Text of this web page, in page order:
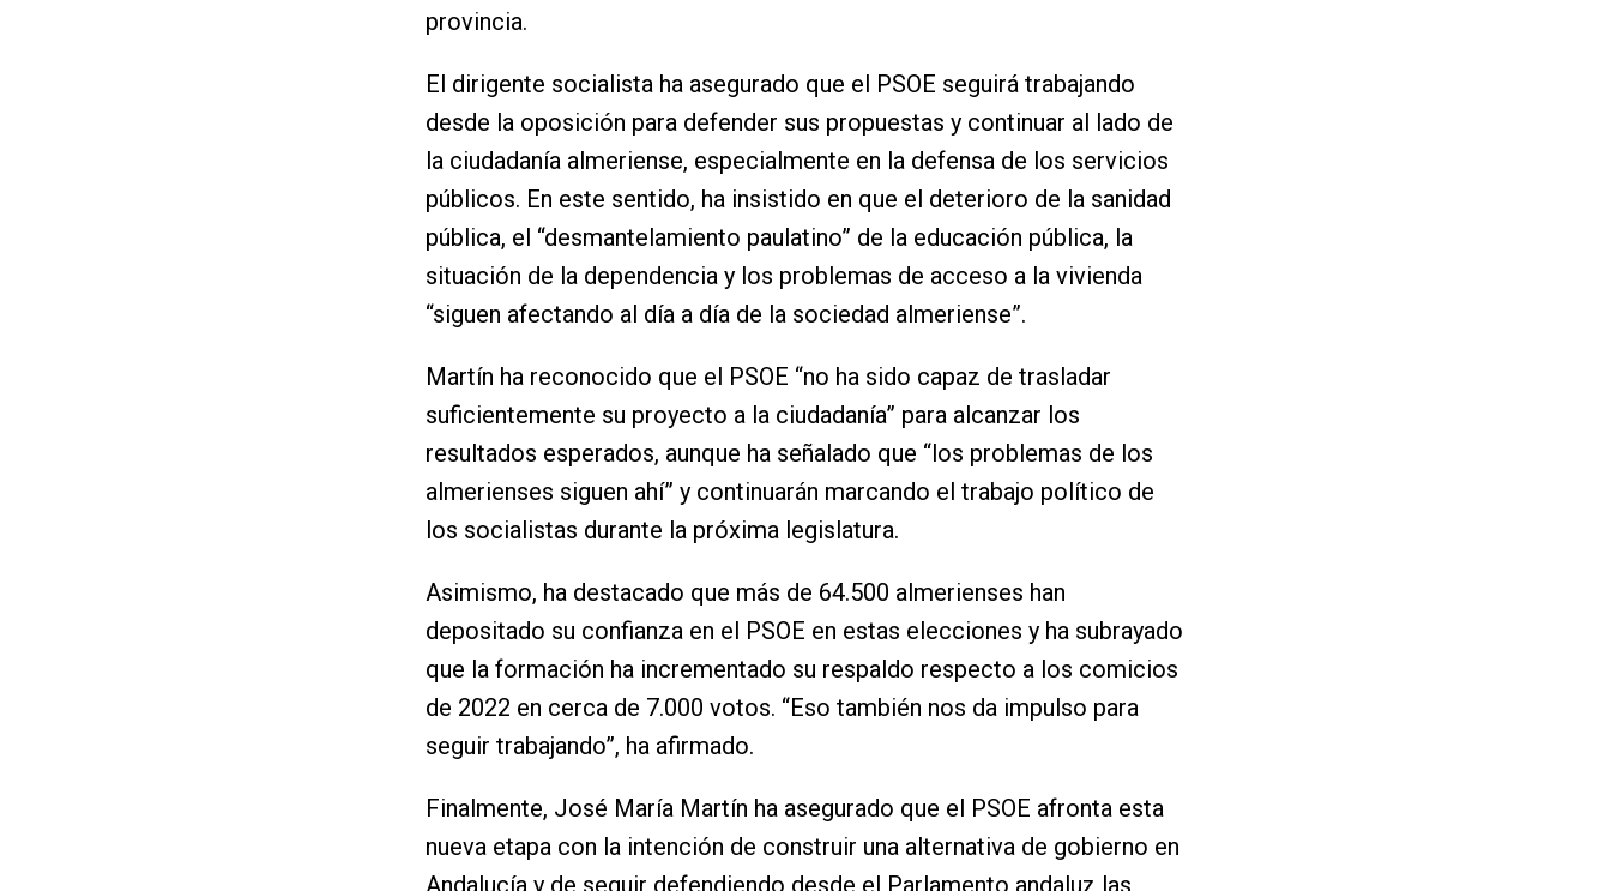
provincia.
El dirigente socialista ha asegurado que el PSOE seguirá trabajando
desde la oposición para defender sus propuestas y continuar al lado de
la ciudadanía almeriense, especialmente en la defensa de los servicios
públicos. En este sentido, ha insistido en que el deterioro de la sanidad
pública, el “desmantelamiento paulatino” de la educación pública, la
situación de la dependencia y los problemas de acceso a la vivienda
“siguen afectando al día a día de la sociedad almeriense”.
Martín ha reconocido que el PSOE “no ha sido capaz de trasladar
suficientemente su proyecto a la ciudadanía” para alcanzar los
resultados esperados, aunque ha señalado que “los problemas de los
almerienses siguen ahí” y continuarán marcando el trabajo político de
los socialistas durante la próxima legislatura.
Asimismo, ha destacado que más de 64.500 almerienses han
depositado su confianza en el PSOE en estas elecciones y ha subrayado
que la formación ha incrementado su respaldo respecto a los comicios
de 2022 en cerca de 7.000 votos. “Eso también nos da impulso para
seguir trabajando”, ha afirmado.
Finalmente, José María Martín ha asegurado que el PSOE afronta esta
nueva etapa con la intención de construir una alternativa de gobierno en
Andalucía y de seguir defendiendo desde el Parlamento andaluz las